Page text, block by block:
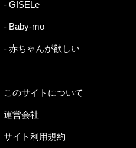
- GISELe
- Baby-mo
- 赤ちゃんが欲しい
このサイトについて
運営会社
サイト利用規約